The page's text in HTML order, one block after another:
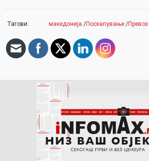
Тагови: македонија /Поскапување /Превоз